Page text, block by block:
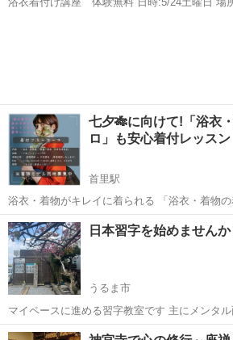
七夕🎋に向けて!「浴衣
ロ」も安心着付レッスン
首里駅
浴衣・着物がキレイに着られる 「浴衣・着物
安心 浴衣、訪問着までじっくり学べるレッスン （留袖、振袖 ※希
者別対応） ご自身の着物の着付をはじめ 家族
も可能になります。 新たな...
沖縄 那覇市 首里駅 着付け 着付
日本習字を始めませんか
うるま市
マイペースに進める習字教室です 主にメンタ
のないよう進めています 字がキレイに書けると自信がもてます 元気な
沖縄 うるま市 書道 日本習字